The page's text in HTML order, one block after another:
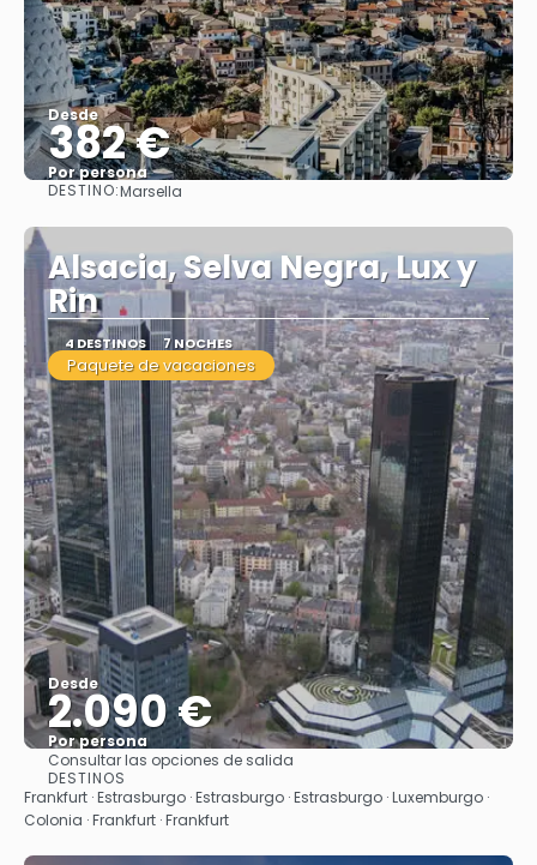
Desde
382 €
Por persona
DESTINO:Marsella
Alsacia, Selva Negra, Lux y
Rin
4 DESTINOS 7 NOCHES
Paquete de vacaciones
Desde
2.090 €
Por persona
Ver
Consultar las opciones de salida
DESTINOS
Frankfurt · Estrasburgo · Estrasburgo · Estrasburgo · Luxemburgo ·
Colonia · Frankfurt · Frankfurt